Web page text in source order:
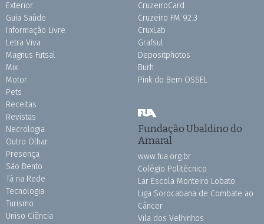
Exterior
Guia Saúde
Informação Livre
Letra Viva
Magnus Futsal
Mix
Motor
Pets
Receitas
Revistas
Necrologia
Outro Olhar
Presença
São Bento
Tá na Rede
Tecnologia
Turismo
Uniso Ciência
CruzeiroCard
Cruzeiro FM 92.3
CruxLab
Grafsul
Depositphotos
Burh
Pink do Bem OSSEL
Fundação Ubaldino do
Amaral
www.fua.org.br
Colégio Politécnico
Lar Escola Monteiro Lobato
Liga Sorocabana de Combate ao
Câncer
Vila dos Velhinhos